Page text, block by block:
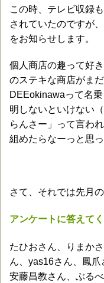
この時、テレビ収録
されていたのですが
をお知らせします。
個人商店の趣って好
のステキな商店がま
DEEokinawaって名
明しないといけない
らんさー」って言わ
組めたらなーっと思っ
さて、それでは先月
アンケートに答えて
たひおさん、りまか
ん、yas16さん、鳳爪
安藤昌教さん、ぶる